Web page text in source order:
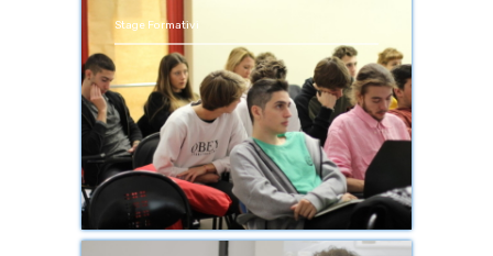
Stage Formativi